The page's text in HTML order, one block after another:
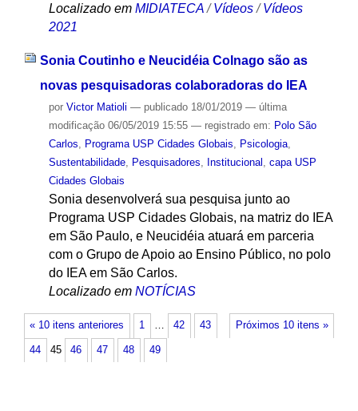
Localizado em MIDIATECA /Vídeos /Vídeos
2021
Sonia Coutinho e Neucidéia Colnago são as
novas pesquisadoras colaboradoras do IEA
por Victor Matioli — publicado18/01/2019 — última
modificação06/05/2019 15:55 — registrado em: Polo São
Carlos, Programa USP Cidades Globais, Psicologia,
Sustentabilidade, Pesquisadores, Institucional , capa USP
Cidades Globais
Sonia desenvolverá sua pesquisa junto ao
Programa USP Cidades Globais, na matriz do IEA
em São Paulo, e Neucidéia atuará em parceria
com o Grupo de Apoio ao Ensino Público, no polo
do IEA em São Carlos.
Localizado em NOTÍCIAS
« 10 itens anteriores Próximos 10 itens »
1 … 42 43
44 45 46 47 48 49